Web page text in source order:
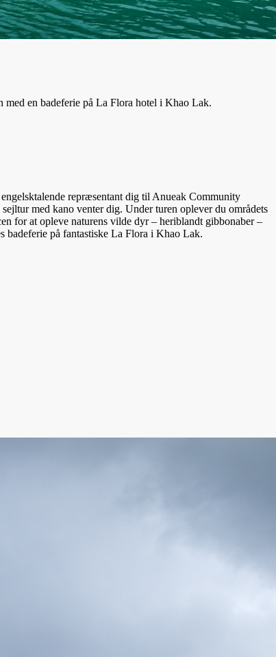
en badeferie på La Flora hotel i Khao Lak.
repræsentant dig til Anueak Community
med kano venter dig. Under turen oplever du områdets
for at opleve naturens vilde dyr – heriblandt gibbonaber –
badeferie på fantastiske La Flora i Khao Lak.